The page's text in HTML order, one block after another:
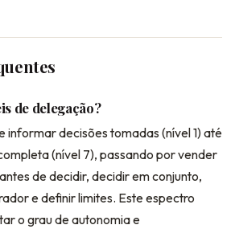
de delegação?
informar decisões tomadas (nível 1) até
(nível 7), passando por vender
de decidir, decidir em conjunto,
e definir limites. Este espectro
o grau de autonomia e